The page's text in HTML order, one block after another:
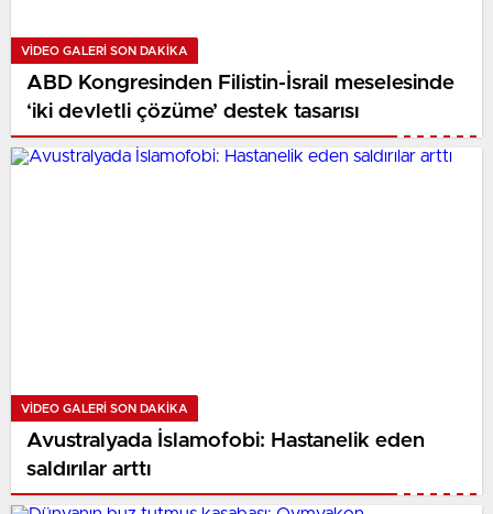
VIDEO GALERI SON DAKİKA
ABD Kongresinden Filistin-İsrail meselesinde
‘iki devletli çözüme’ destek tasarısı
VIDEO GALERI SON DAKİKA
Avustralyada İslamofobi: Hastanelik eden
saldırılar arttı